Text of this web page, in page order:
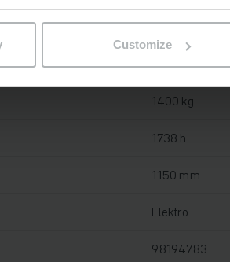
Customize
Ja, 24 V / 35 A
2018
1400 kg
1738 h
1150 mm
Elektro
98194783